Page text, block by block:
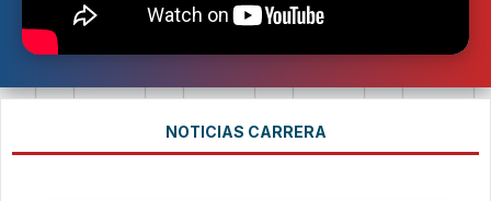
NOTICIAS CARRERA